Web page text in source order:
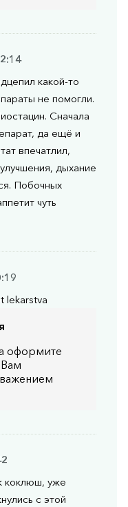
какой-то
не помогли.
Сначала
да ещё и
впечатлил,
дыхание
Побочных
чуть
lekarstva
оформите
коклюш, уже
с этой